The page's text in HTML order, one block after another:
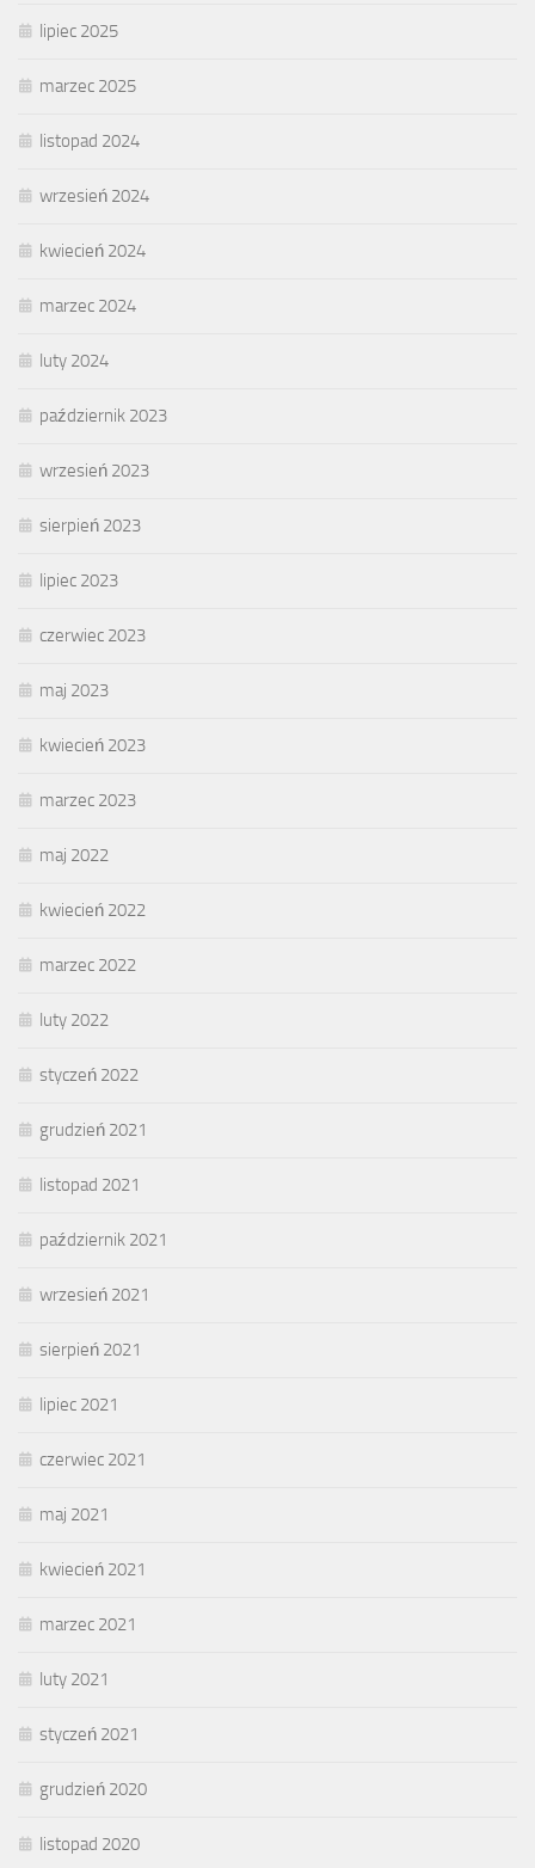
lipiec 2025
marzec 2025
listopad 2024
wrzesień 2024
kwiecień 2024
marzec 2024
luty 2024
październik 2023
wrzesień 2023
sierpień 2023
lipiec 2023
czerwiec 2023
maj 2023
kwiecień 2023
marzec 2023
maj 2022
kwiecień 2022
marzec 2022
luty 2022
styczeń 2022
grudzień 2021
listopad 2021
październik 2021
wrzesień 2021
sierpień 2021
lipiec 2021
czerwiec 2021
maj 2021
kwiecień 2021
marzec 2021
luty 2021
styczeń 2021
grudzień 2020
listopad 2020